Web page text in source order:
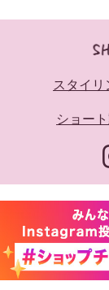
スタイリ
ショー